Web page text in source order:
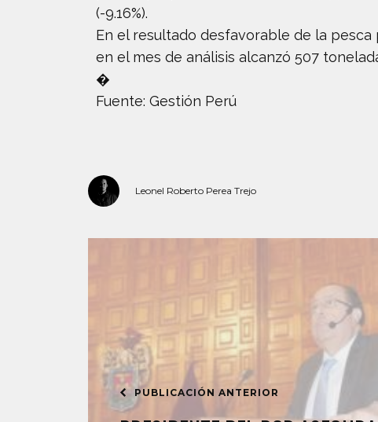
(-9.16%).
En el resultado desfavorable de la
en el mes de análisis alcanzó 507
�
Fuente: Gestión Perú
Leonel Roberto Perea Trejo
PUBLICACIÓN ANTERIOR